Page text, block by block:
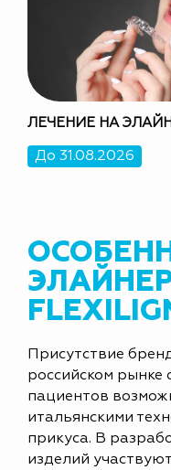
ЛЕЧЕНИЕ НА
До 31.08.2026
Присутствие
российском
пациентов
итальянскими
прикуса. В
изделий